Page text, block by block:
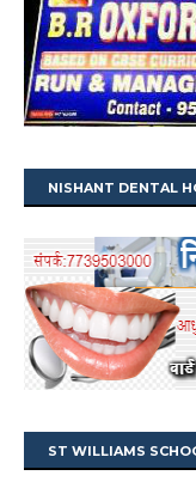
NISHANT DENTAL
ST WILLIAMS